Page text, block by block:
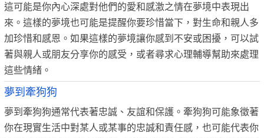
這可能是你內心深處對他們的愛和感激之情在夢境中表現出
來。這樣的夢境也可能是提醒你要珍惜當下，對生命和親人多
加珍惜和感恩。如果這樣的夢境讓你感到不安或困擾，可以試
著與親人或朋友分享你的感受，或者尋求心理輔導幫助來處理
這些情緒。
夢到牽狗狗
夢到牽狗狗通常代表著忠誠、友誼和保護。牽狗狗可能象徵著
你在現實生活中對某人或某事的忠誠和責任感，也可能代表你